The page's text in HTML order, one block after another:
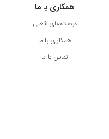
همکاری با ما
فرصت‌های شغلی
همکاری با ما
تماس با ما